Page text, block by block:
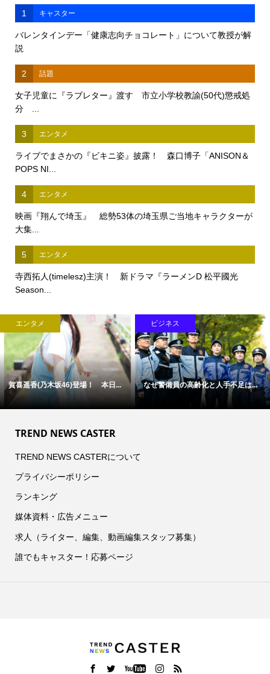
1 キャスター
バレンタインデー「健康志向チョコレート」について教授が解
説
2 話題
女子児童に『ラブレター』渡す 市立小学校教諭(50代)懲戒処
分 ...
3 エンタメ
ライブでまさかの『ビキニ姿』披露！ 森口博子「ANISON＆
POPS NI...
4 エンタメ
映画『翔んで埼玉』 総勢53体の埼玉県ご当地キャラクターが
大集...
5 エンタメ
寺西拓人(timelesz)主演！ 新ドラマ『ラーメンD 松平國光
Season...
エンタメ
賀喜遥香(乃木坂46)登場！ 本日...
ビジネス
なぜ警備員の高齢化と人手不足は...
TREND NEWS CASTER
TREND NEWS CASTERについて
プライバシーポリシー
ランキング
媒体資料・広告メニュー
求人（ライター、編集、動画編集スタッフ募集）
誰でもキャスター！応募ページ